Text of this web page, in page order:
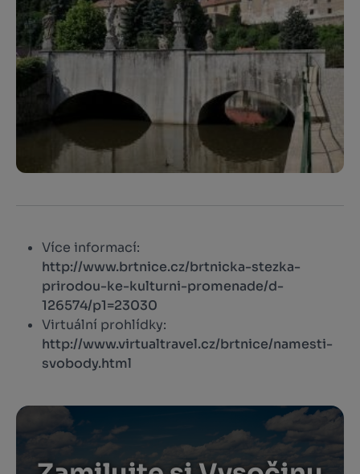
Více informací:
http://www.brtnice.cz/brtnicka-stezka-
prirodou-ke-kulturni-promenade/d-
126574/p1=23030
Virtuální prohlídky:
http://www.virtualtravel.cz/brtnice/namesti-
svobody.html